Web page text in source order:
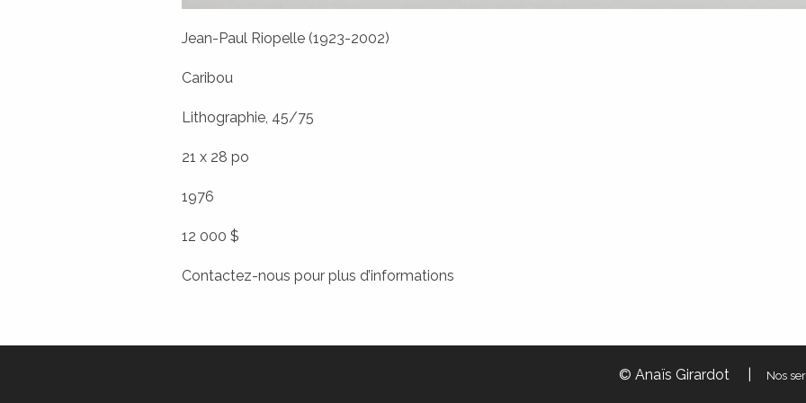
Jean-Paul Riopelle (1923-2002)
Caribou
Lithographie, 45/75
21 x 28 po
1976
12 000 $
Contactez-nous pour plus d’informations
© Anaïs Girardot Nos